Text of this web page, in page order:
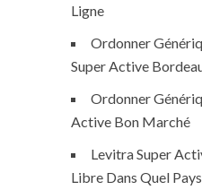
Ligne
Ordonner
Super Active
Ordonner
Active Bon Marché
Levitra Super
Libre Dans Quel Pays